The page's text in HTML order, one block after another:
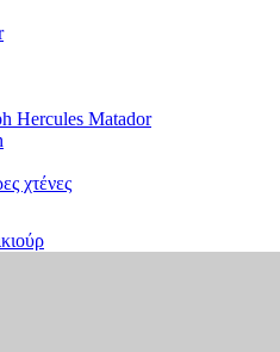
Hercules Matador
χτένες